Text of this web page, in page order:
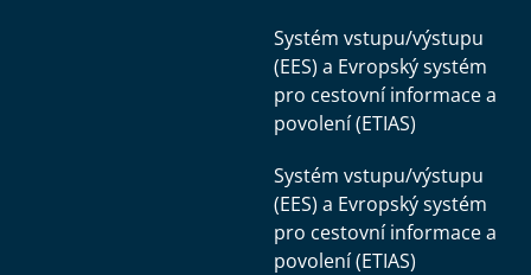
Systém vstupu/výstupu
(EES) a Evropský systém
pro cestovní informace a
povolení (ETIAS)
Systém vstupu/výstupu
(EES) a Evropský systém
pro cestovní informace a
povolení (ETIAS)